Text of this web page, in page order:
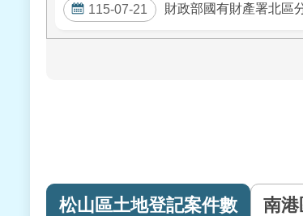
115-07-21 財政部國有財產署北區
松山區土地登記案件數 南